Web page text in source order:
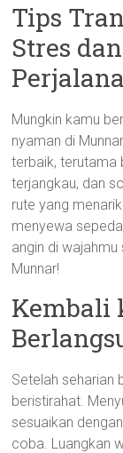
Tips
Stres
Mungkin kamu
nyaman di
terbaik, terutama
terjangkau, dan
rute yang
menyewa
angin di
Munnar!
Kembali
Setelah seharian
beristirahat.
sesuaikan
coba. Luangkan